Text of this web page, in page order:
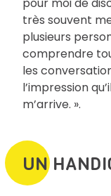
très souvent
plusieurs
comprendre
les
l’impression
m’arrive. ».
UN